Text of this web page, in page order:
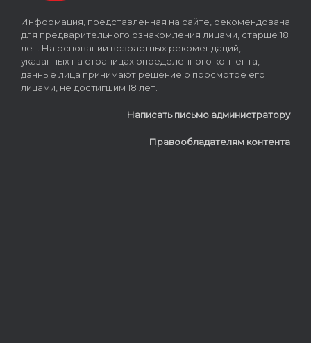
Информация, представленная на сайте, рекомендована
для предварительного ознакомления лицами, старше 18
лет. На основании возрастных рекомендаций,
указанных на страницах определенного контента,
данные лица принимают решение о просмотре его
лицами, не достигшим 18 лет.
Написать письмо администратору
Правообладателям контента